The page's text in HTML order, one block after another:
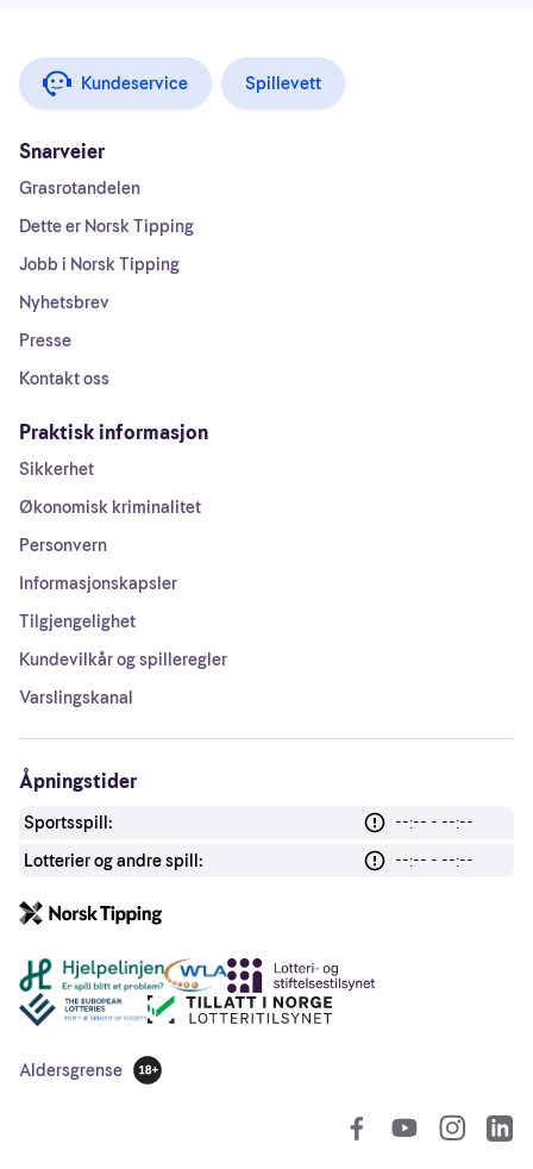
Kundeservice Spillevett
Snarveier
Grasrotandelen
Dette er Norsk Tipping
Jobb i Norsk Tipping
Nyhetsbrev
Presse
Kontakt oss
Praktisk informasjon
Sikkerhet
Økonomisk kriminalitet
Personvern
Informasjonskapsler
Tilgjengelighet
Kundevilkår og spilleregler
Varslingskanal
Åpningstider
Sportsspill:
--:-- - --:--
Lotterier og andre spill:
--:-- - --:--
Andre lenker
Aldersgrense
18 år